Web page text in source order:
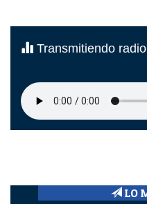
Transmitiendo radio
LO